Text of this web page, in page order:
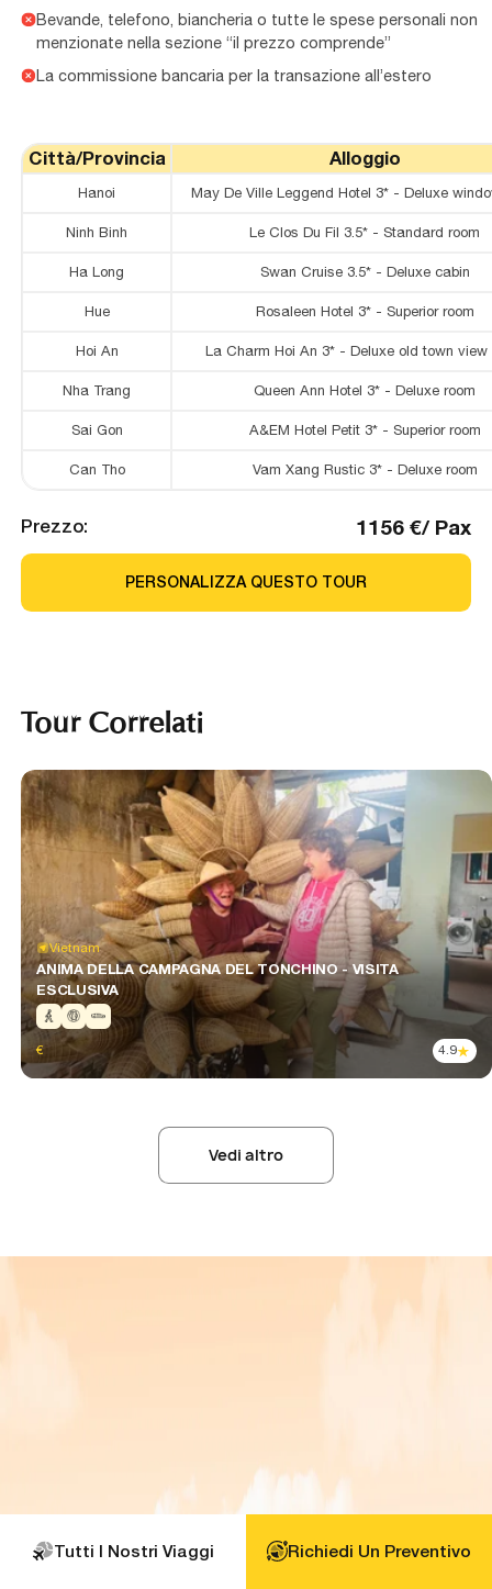
Tutti I Nostri Viaggi Richiedi Un Preventivo
Bevande, telefono, biancheria o tutte le spese personali non
menzionate nella sezione “il prezzo comprende”
La commissione bancaria per la transazione all’estero
Città/Provincia Alloggio
Hanoi May De Ville Leggend Hotel 3* - Deluxe
Ninh Binh Le Clos Du Fil 3.5* - Standard room
Ha Long Swan Cruise 3.5* - Deluxe cabin
Hue Rosaleen Hotel 3* - Superior room
Hoi An La Charm Hoi An 3* - Deluxe old town view
Nha Trang Queen Ann Hotel 3* - Deluxe room
Sai Gon A&EM Hotel Petit 3* - Superior room
Can Tho Vam Xang Rustic 3* - Deluxe room
Prezzo: 1156 €/ Pax
PERSONALIZZA QUESTO TOUR
Tour Correlati
Vietnam
ANIMA DELLA CAMPAGNA DEL TONCHINO - VISITA
ESCLUSIVA
€ 4.9
Vedi altro